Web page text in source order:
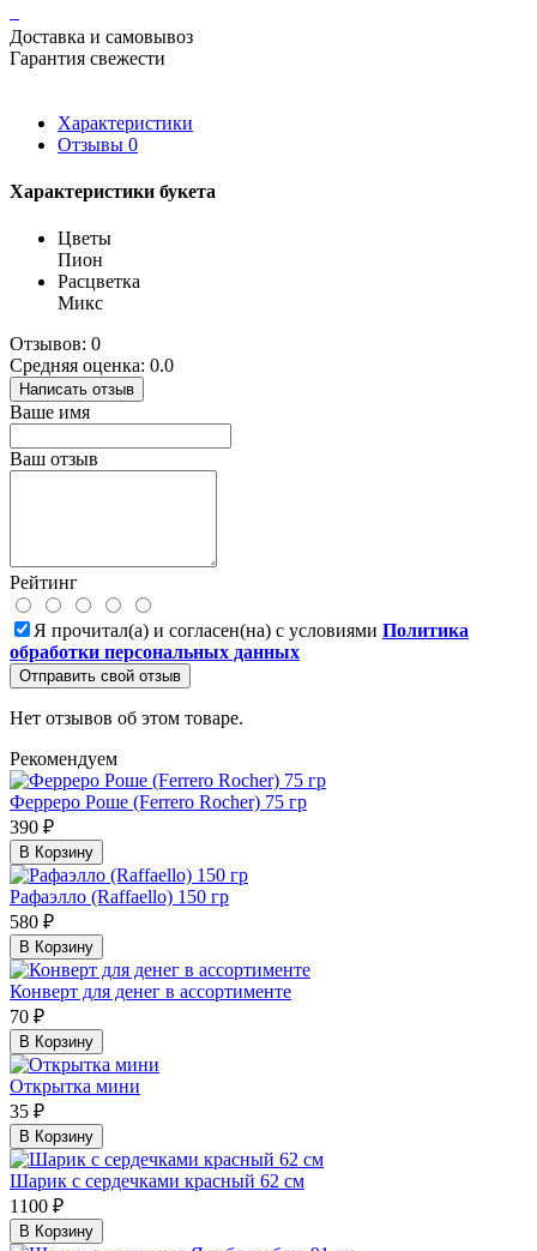
Доставка и самовывоз
Гарантия свежести
Характеристики
Отзывы 0
Характеристики букета
Цветы
Пион
Расцветка
Микс
Отзывов: 0
Средняя оценка: 0.0
Написать отзыв
Ваше имя
Ваш отзыв
Рейтинг
Я прочитал(а) и согласен(на) с условиями Политика
обработки персональных данных
Отправить свой отзыв
Нет отзывов об этом товаре.
Рекомендуем
Ферреро Роше (Ferrero Rocher) 75 гр
390 ₽
В Корзину
Рафаэлло (Raffaello) 150 гр
580 ₽
В Корзину
Конверт для денег в ассортименте
70 ₽
В Корзину
Открытка мини
35 ₽
В Корзину
Шарик с сердечками красный 62 см
1100 ₽
В Корзину